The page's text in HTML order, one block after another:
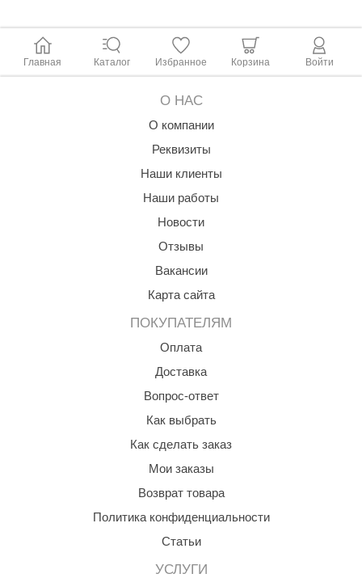
Главная Каталог Избранное Корзина Войти
О НАС
О компании
Реквизиты
Наши клиенты
Наши работы
Новости
Отзывы
Вакансии
Карта сайта
ПОКУПАТЕЛЯМ
Оплата
Доставка
Вопрос-ответ
Как выбрать
Как сделать заказ
Мои заказы
Возврат товара
Политика конфиденциальности
Статьи
УСЛУГИ